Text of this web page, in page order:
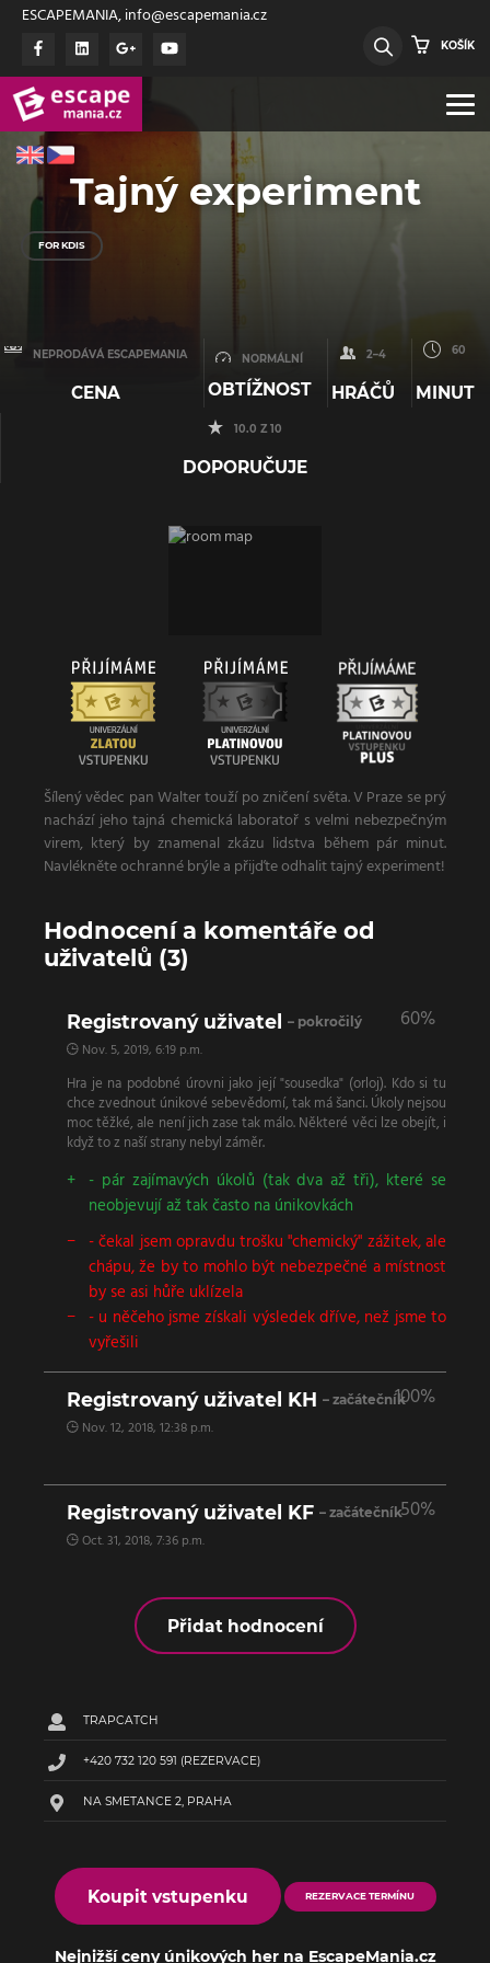
ESCAPEMANIA, info@escapemania.cz
KOŠÍK
Tajný experiment
FOR KDIS
NEPRODÁVÁ ESCAPEMANIA
CENA
NORMÁLNÍ
OBTÍŽNOST
2–4
HRÁČŮ
60
MINUT
10.0 Z 10
DOPORUČUJE
Šílený vědec pan Walter touží po zničení světa. V Praze se prý
nachází jeho tajná chemická laboratoř s velmi nebezpečným
virem, který by znamenal zkázu lidstva během pár minut.
Navlékněte ochranné brýle a přijďte odhalit tajný experiment!
Hodnocení a komentáře od
uživatelů (3)
60%
Registrovaný uživatel – pokročilý
Nov. 5, 2019, 6:19 p.m.
Hra je na podobné úrovni jako její "sousedka" (orloj). Kdo si tu
chce zvednout únikové sebevědomí, tak má šanci. Úkoly nejsou
moc těžké, ale není jich zase tak málo. Některé věci lze obejít, i
když to z naší strany nebyl záměr.
- pár zajímavých úkolů (tak dva až tři), které se
neobjevují až tak často na únikovkách
- čekal jsem opravdu trošku "chemický" zážitek, ale
chápu, že by to mohlo být nebezpečné a místnost
by se asi hůře uklízela
- u něčeho jsme získali výsledek dříve, než jsme to
vyřešili
100%
Registrovaný uživatel KH – začátečník
Nov. 12, 2018, 12:38 p.m.
50%
Registrovaný uživatel KF – začátečník
Oct. 31, 2018, 7:36 p.m.
Přidat hodnocení
TRAPCATCH
+420 732 120 591 (REZERVACE)
NA SMETANCE 2, PRAHA
Koupit vstupenku REZERVACE TERMÍNU
Nejnižší ceny únikových her na EscapeMania.cz